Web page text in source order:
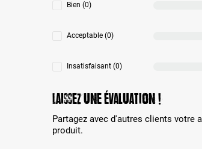
Bien (0)
Acceptable (0)
Insatisfaisant (0)
Laissez une évaluation !
Partagez avec d'autres clients votre
produit.